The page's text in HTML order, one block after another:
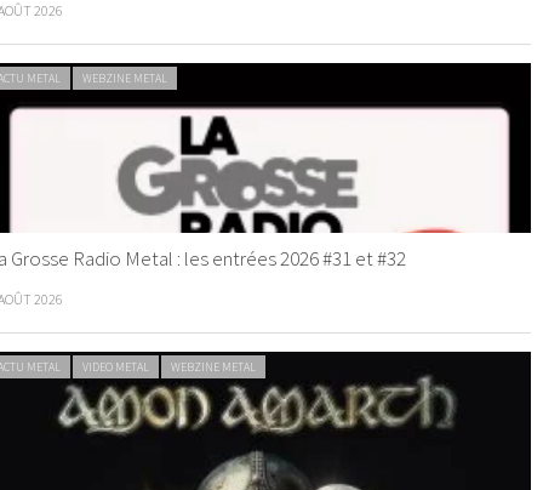
2026
METAL WEBZINE METAL
Grosse Radio Metal : les entrées 2026 #31 et #32
2026
METAL VIDEO METAL WEBZINE METAL